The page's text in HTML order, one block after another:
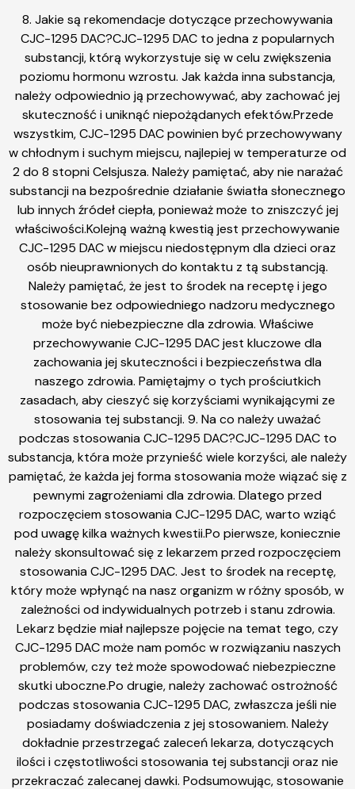
8. Jakie są rekomendacje dotyczące przechowywania
CJC-1295 DAC?CJC-1295 DAC to jedna z popularnych
substancji, którą wykorzystuje się w celu zwiększenia
poziomu hormonu wzrostu. Jak każda inna substancja,
należy odpowiednio ją przechowywać, aby zachować jej
skuteczność i uniknąć niepożądanych efektów.Przede
wszystkim, CJC-1295 DAC powinien być przechowywany
w chłodnym i suchym miejscu, najlepiej w temperaturze od
2 do 8 stopni Celsjusza. Należy pamiętać, aby nie narażać
substancji na bezpośrednie działanie światła słonecznego
lub innych źródeł ciepła, ponieważ może to zniszczyć jej
właściwości.Kolejną ważną kwestią jest przechowywanie
CJC-1295 DAC w miejscu niedostępnym dla dzieci oraz
osób nieuprawnionych do kontaktu z tą substancją.
Należy pamiętać, że jest to środek na receptę i jego
stosowanie bez odpowiedniego nadzoru medycznego
może być niebezpieczne dla zdrowia. Właściwe
przechowywanie CJC-1295 DAC jest kluczowe dla
zachowania jej skuteczności i bezpieczeństwa dla
naszego zdrowia. Pamiętajmy o tych prościutkich
zasadach, aby cieszyć się korzyściami wynikającymi ze
stosowania tej substancji. 9. Na co należy uważać
podczas stosowania CJC-1295 DAC?CJC-1295 DAC to
substancja, która może przynieść wiele korzyści, ale należy
pamiętać, że każda jej forma stosowania może wiązać się z
pewnymi zagrożeniami dla zdrowia. Dlatego przed
rozpoczęciem stosowania CJC-1295 DAC, warto wziąć
pod uwagę kilka ważnych kwestii.Po pierwsze, koniecznie
należy skonsultować się z lekarzem przed rozpoczęciem
stosowania CJC-1295 DAC. Jest to środek na receptę,
który może wpłynąć na nasz organizm w różny sposób, w
zależności od indywidualnych potrzeb i stanu zdrowia.
Lekarz będzie miał najlepsze pojęcie na temat tego, czy
CJC-1295 DAC może nam pomóc w rozwiązaniu naszych
problemów, czy też może spowodować niebezpieczne
skutki uboczne.Po drugie, należy zachować ostrożność
podczas stosowania CJC-1295 DAC, zwłaszcza jeśli nie
posiadamy doświadczenia z jej stosowaniem. Należy
dokładnie przestrzegać zaleceń lekarza, dotyczących
ilości i częstotliwości stosowania tej substancji oraz nie
przekraczać zalecanej dawki. Podsumowując, stosowanie